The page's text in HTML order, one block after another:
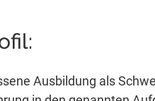
Ausbildung als